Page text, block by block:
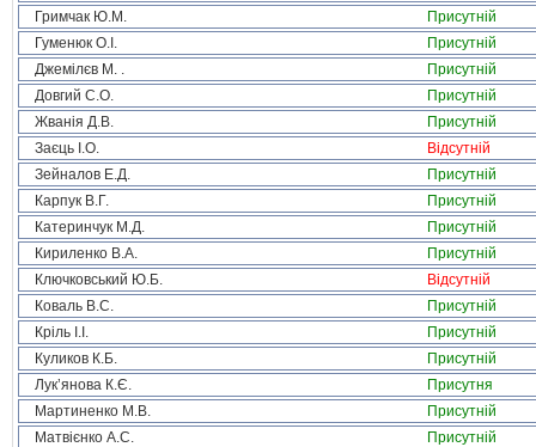
Гримчак Ю.М.
Присутній
Гуменюк О.І.
Присутній
Джемілєв М. .
Присутній
Довгий С.О.
Присутній
Жванія Д.В.
Присутній
Заєць І.О.
Відсутній
Зейналов Е.Д.
Присутній
Карпук В.Г.
Присутній
Катеринчук М.Д.
Присутній
Кириленко В.А.
Присутній
Ключковський Ю.Б.
Відсутній
Коваль В.С.
Присутній
Кріль І.І.
Присутній
Куликов К.Б.
Присутній
Лук’янова К.Є.
Присутня
Мартиненко М.В.
Присутній
Матвієнко А.С.
Присутній